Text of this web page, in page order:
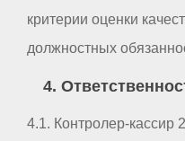
критерии оценки
должностных
4.
4.1. Контролер-кассир